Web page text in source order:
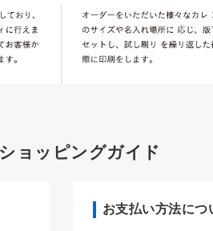
ショッピングガイド
お支払い方法につ